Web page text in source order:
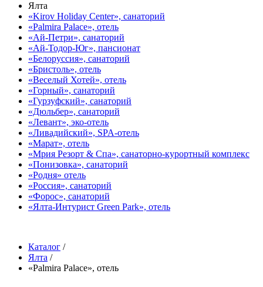
Ялта
«Kirov Holiday Center», санаторий
«Palmira Palace», отель
«Ай-Петри», санаторий
«Ай-Тодор-Юг», пансионат
«Белоруссия», санаторий
«Бристоль», отель
«Веселый Хотей», отель
«Горный», санаторий
«Гурзуфский», санаторий
«Дюльбер», санаторий
«Левант», эко-отель
«Ливадийский», SPA-отель
«Марат», отель
«Мрия Резорт & Спа», санаторно-курортный комплекс
«Понизовка», санаторий
«Родня» отель
«Россия», санаторий
«Форос», санаторий
«Ялта-Интурист Green Park», отель
Каталог /
Ялта /
«Palmira Palace», отель